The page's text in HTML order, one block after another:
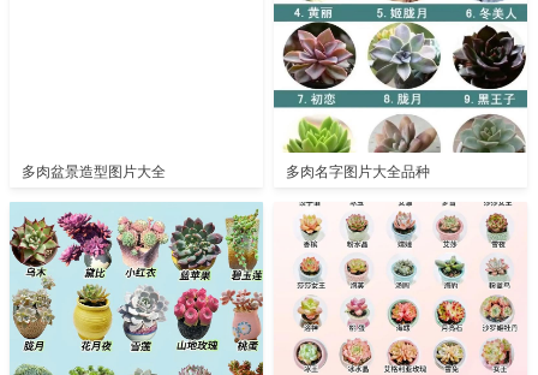
多肉盆景造型图片大全 多肉名字图片大全品种